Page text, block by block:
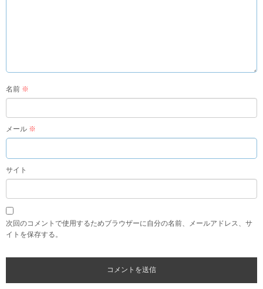
名前 ※
メール ※
サイト
次回のコメントで使用するためブラウザーに自分の名前、メールアドレス、サ
イトを保存する。